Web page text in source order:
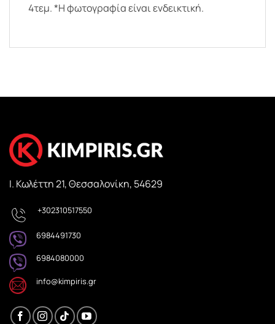
4τεμ. *Η φωτογραφία είναι ενδεικτική.
Ι. Κωλέττη 21, Θεσσαλονίκη, 54629
+302310517550
6984491730
6984080000
info@kimpiris.gr